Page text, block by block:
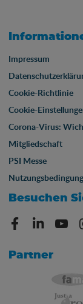
Impressum
Cookie-Richtlinie
Cookie-
Corona-Virus:
Mitgliedschaft
PSI Messe
Besuchen
Partner